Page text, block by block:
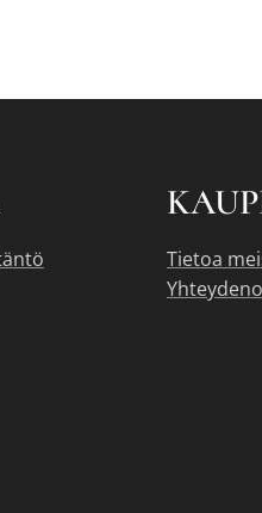
Tietoa